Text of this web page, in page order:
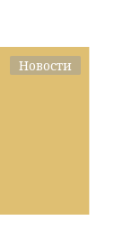
Новости